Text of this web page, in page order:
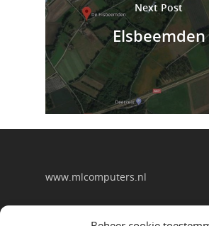
Next Post
Elsbeemden
www.mlcomputers.nl